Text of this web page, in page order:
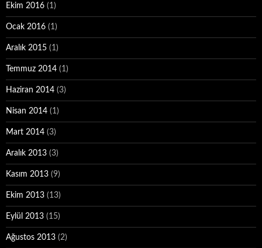
Ekim 2016 (1)
Ocak 2016 (1)
Aralık 2015 (1)
Temmuz 2014 (1)
Haziran 2014 (3)
Nisan 2014 (1)
Mart 2014 (3)
Aralık 2013 (3)
Kasım 2013 (9)
Ekim 2013 (13)
Eylül 2013 (15)
Ağustos 2013 (2)